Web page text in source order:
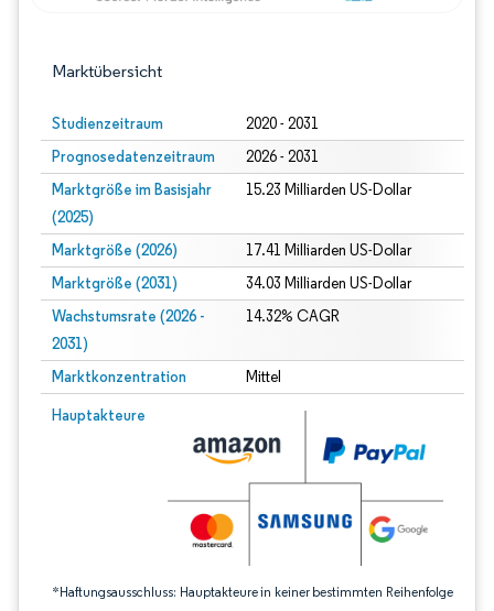
Marktübersicht
Studienzeitraum 2020 - 2031
Prognosedatenzeitraum 2026 - 2031
Marktgröße im Basisjahr
(2025)
15.23 Milliarden US-Dollar
Marktgröße (2026) 17.41 Milliarden US-Dollar
Marktgröße (2031) 34.03 Milliarden US-Dollar
Wachstumsrate (2026 -
2031)
14.32% CAGR
Marktkonzentration Mittel
Hauptakteure
*Haftungsausschluss: Hauptakteure in keiner bestimmten Reihenfolge
Bild © Mordor Intelligence. Wiederverwendung erfordert Namensnennung